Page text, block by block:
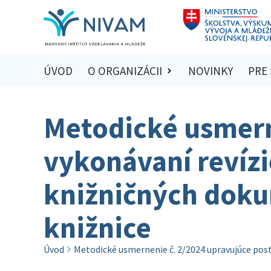
ÚVOD O ORGANIZÁCII NOVINKY PRE
Metodické
vykonávaní
knižničných
knižnice
Úvod Metodické usmernenie č. 2/2024 upravujúce